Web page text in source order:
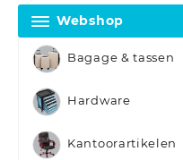
Webshop
Bagage & tassen
Hardware
Kantoorartikelen